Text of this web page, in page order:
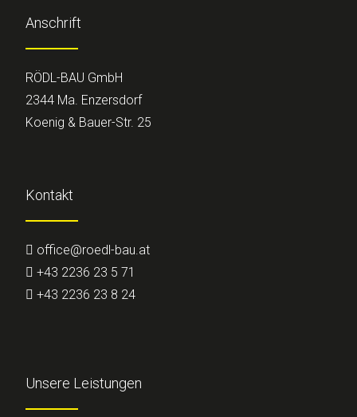
Anschrift
RÖDL-BAU GmbH
2344 Ma. Enzersdorf
Koenig & Bauer-Str. 25
Kontakt
office@roedl-bau.at
+43 2236 23 5 71
+43 2236 23 8 24
Unsere Leistungen